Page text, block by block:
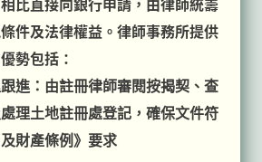
件及法律權益。律師事務所提供
勢包括：
進：由註冊律師審閱按揭契、查
理土地註冊處登記，確保文件符
財產條例》要求